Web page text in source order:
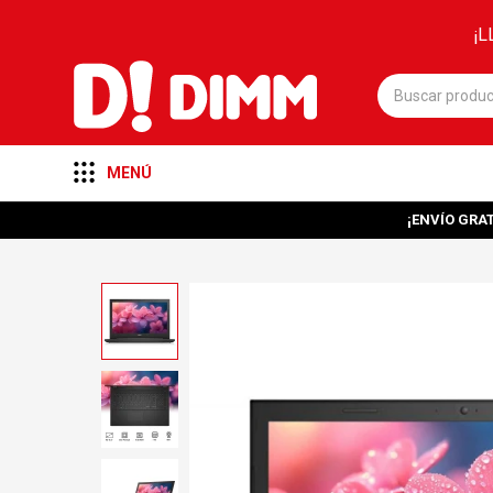
MENÚ
¡ENVÍO